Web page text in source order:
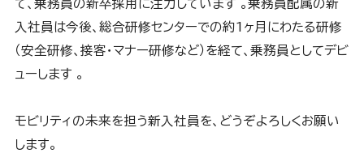
て、乗務員の新卒採用に注力しています 。乗務員配属の新
入社員は今後、総合研修センターでの約1ヶ月にわたる研修
（安全研修、接客・マナー研修など）を経て、乗務員としてデビ
ューします 。
モビリティの未来を担う新入社員を、どうぞよろしくお願い
します。